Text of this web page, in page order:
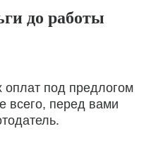
до работы
оплат под предлогом
всего, перед вами